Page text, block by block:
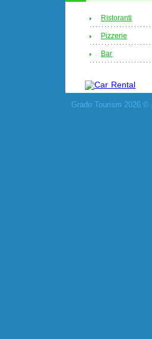
Ristoranti
Pizzerie
Bar
Grado Tourism 2026 ©